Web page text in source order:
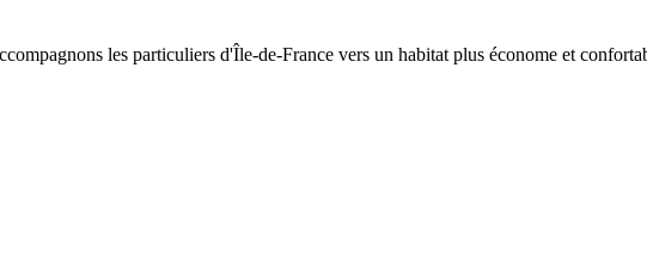
les particuliers d'Île-de-France vers un habitat plus économe et